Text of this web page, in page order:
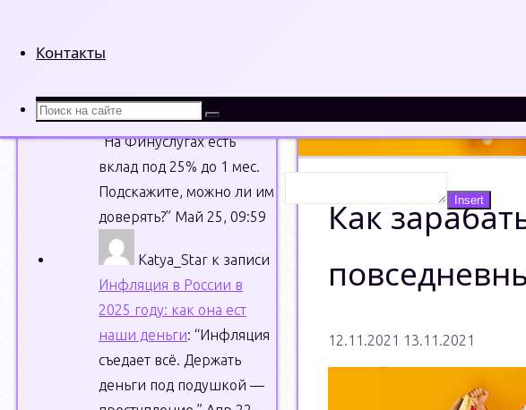
Контакты
Поиск
Что
искать:
Поиск
Как
12.11.2021 13.11.2021
открыть вклад в России?
“На Финуслугах есть
вклад под 25% до 1 мес.
Подскажите, можно ли им
доверять?” Май 25, 09:59
Katya_Star к записи
Инфляция в России в
2025 году: как она ест
наши деньги: “Инфляция
съедает всё. Держать
деньги под подушкой —
Insert